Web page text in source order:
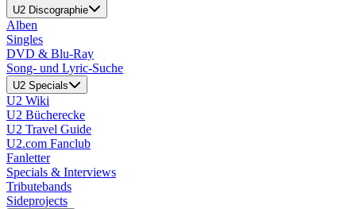
U2 Discographie
Alben
Singles
DVD & Blu-Ray
Song- und Lyric-Suche
U2 Specials
U2 Wiki
U2 Bücherecke
U2 Travel Guide
U2.com Fanclub
Fanletter
Specials & Interviews
Tributebands
Sideprojects